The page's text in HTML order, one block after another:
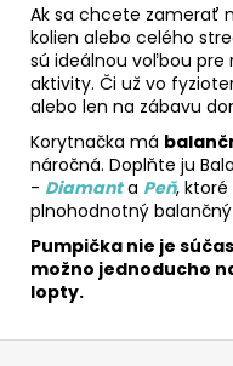
Ak sa chcete zamerať
kolien alebo celého
sú ideálnou voľbou
aktivity. Či už vo
alebo len na zábavu
Korytnačka má
náročná. Doplňte ju
- Diamant a Peň, ktoré
plnohodnotný
Pumpička nie je
možno jednoducho
lopty.
Z